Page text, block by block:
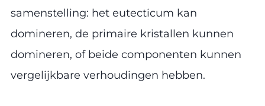
samenstelling: het eutecticum kan
domineren, de primaire kristallen kunnen
domineren, of beide componenten kunnen
vergelijkbare verhoudingen hebben.